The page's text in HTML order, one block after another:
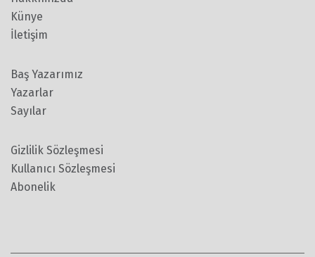
Künye
İletişim
Baş Yazarımız
Yazarlar
Sayılar
Gizlilik Sözleşmesi
Kullanıcı Sözleşmesi
Abonelik